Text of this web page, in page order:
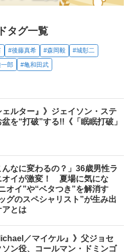
タグ一覧
#後藤真希 #森岡毅
#城彰二
郎 #亀和田武
ェルター』》ジェイソン・ステ
を“打破”する!!《「眠眠打破」
んなに変わるの？」36歳男性ラ
オイが激変！ 夏場に気にな
オイ”や“ベタつき”を解消す
グのスペシャリスト”が生み出
アとは
／マイケル』》父ジョセ
ソン役、コールマン・ドミンゴ